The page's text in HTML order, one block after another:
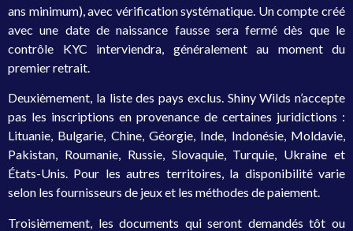
ans minimum), avec vérification systématique. Un compte créé
avec une date de naissance fausse sera fermé dès que le
contrôle KYC interviendra, généralement au moment du
premier retrait.
Deuxièmement, la liste des pays exclus. Shiny Wilds n’accepte
pas les inscriptions en provenance de certaines juridictions :
Lituanie, Bulgarie, Chine, Géorgie, Inde, Indonésie, Moldavie,
Pakistan, Roumanie, Russie, Slovaquie, Turquie, Ukraine et
États-Unis. Pour les autres territoires, la disponibilité varie
selon les fournisseurs de jeux et les méthodes de paiement.
Troisièmement, les documents qui seront demandés tôt ou